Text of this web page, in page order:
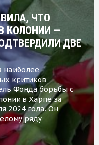
ЧТО
КОЛОНИИ —
ДВЕ
наиболее
критиков
Фонда борьбы с
в Харпе за
2024 года. Он
ряду